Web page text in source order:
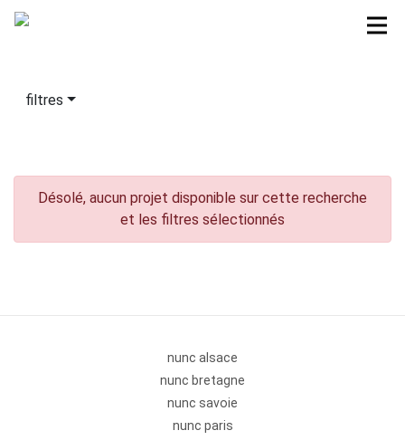
filtres
Désolé, aucun projet disponible sur cette recherche
et les filtres sélectionnés
nunc alsace
nunc bretagne
nunc savoie
nunc paris